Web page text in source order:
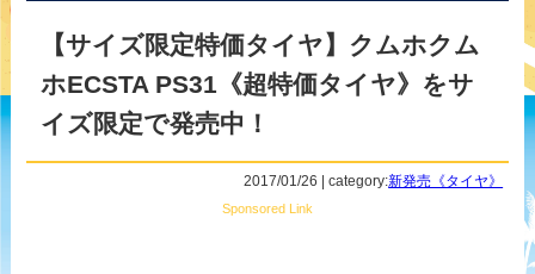
【サイズ限定特価タイヤ】クムホクム
ホECSTA PS31《超特価タイヤ》をサ
イズ限定で発売中！
2017/01/26 | category:新発売《タイヤ》
Sponsored Link